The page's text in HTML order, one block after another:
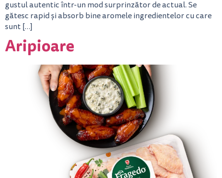
gustul autentic într-un mod surprinzător de actual. Se
gătesc rapid și absorb bine aromele ingredientelor cu care
sunt […]
Aripioare